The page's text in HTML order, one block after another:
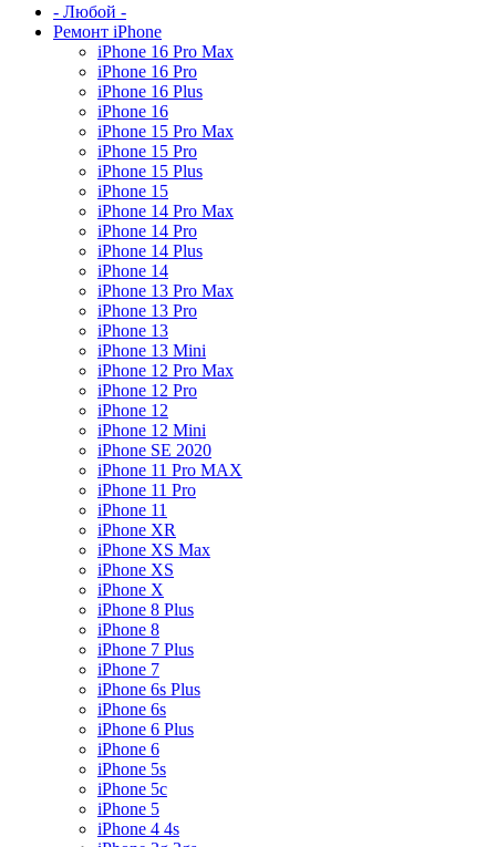
- Любой -
Ремонт iPhone
iPhone 16 Pro Max
iPhone 16 Pro
iPhone 16 Plus
iPhone 16
iPhone 15 Pro Max
iPhone 15 Pro
iPhone 15 Plus
iPhone 15
iPhone 14 Pro Max
iPhone 14 Pro
iPhone 14 Plus
iPhone 14
iPhone 13 Pro Max
iPhone 13 Pro
iPhone 13
iPhone 13 Mini
iPhone 12 Pro Max
iPhone 12 Pro
iPhone 12
iPhone 12 Mini
iPhone SE 2020
iPhone 11 Pro MAX
iPhone 11 Pro
iPhone 11
iPhone XR
iPhone XS Max
iPhone XS
iPhone X
iPhone 8 Plus
iPhone 8
iPhone 7 Plus
iPhone 7
iPhone 6s Plus
iPhone 6s
iPhone 6 Plus
iPhone 6
iPhone 5s
iPhone 5c
iPhone 5
iPhone 4 4s